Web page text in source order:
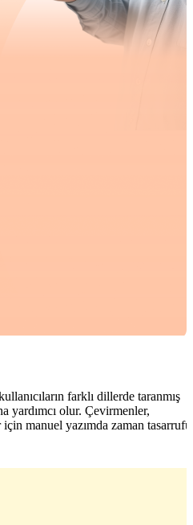
farklı dillerde taranmış
yardımcı olur. Çevirmenler,
manuel yazımda zaman tasarrufu